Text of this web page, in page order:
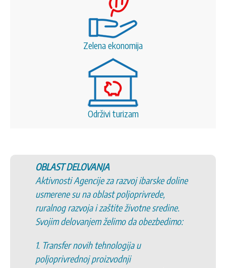
Zelena ekonomija
Održivi turizam
OBLAST DELOVANJA
Aktivnosti Agencije za razvoj ibarske doline
usmerene su na oblast poljoprivrede,
ruralnog razvoja i zaštite životne sredine.
Svojim delovanjem želimo da obezbedimo:
1. Transfer novih tehnologija u
poljoprivrednoj proizvodnji